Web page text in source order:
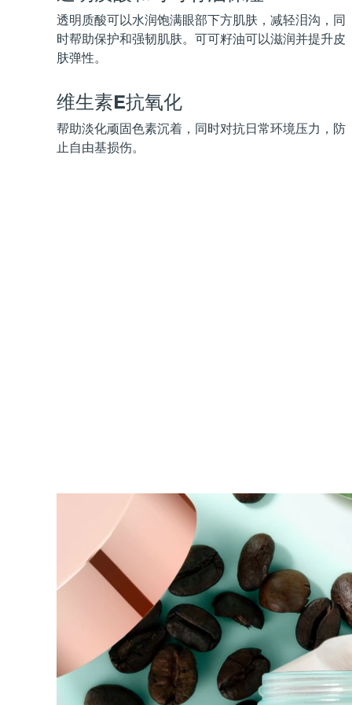
透明质酸可以水润饱满眼部下方肌肤，减轻泪沟，同
时帮助保护和强韧肌肤。可可籽油可以滋润并提升皮
肤弹性。
维生素E抗氧化
帮助淡化顽固色素沉着，同时对抗日常环境压力，防
止自由基损伤。
All acne treatment devices
All revitalizing eye massagers
KIWI™ 皮肤护理
Advanced pore care essentials
Serum
For healthy hair
issa™ Teeth Whitening Gel
18% PAP
护肤品
全部购买